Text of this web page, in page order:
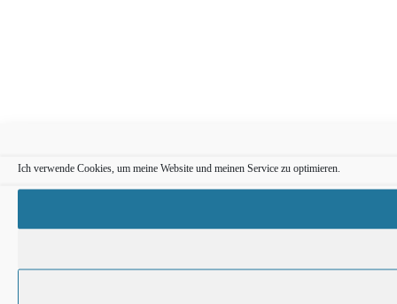
Ich verwende Cookies, um meine Website und meinen Service zu optimieren.